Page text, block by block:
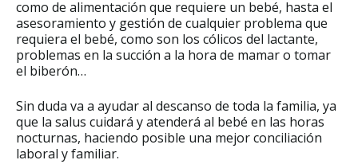
como de alimentación que requiere un bebé, hasta el
asesoramiento y gestión de cualquier problema que
requiera el bebé, como son los cólicos del lactante,
problemas en la succión a la hora de mamar o tomar
el biberón…
Sin duda va a ayudar al descanso de toda la familia, ya
que la salus cuidará y atenderá al bebé en las horas
nocturnas, haciendo posible una mejor conciliación
laboral y familiar.